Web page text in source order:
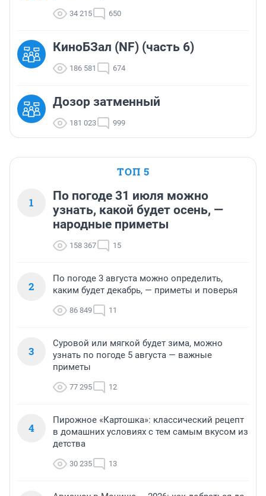
34 215 650
КиноБЗал (NF) (часть 6)
186 581 674
Дозор затменный
181 023 999
ТОП 5
1
По погоде 31 июля можно
узнать, какой будет осень, —
народные приметы
158 367 15
2
По погоде 3 августа можно определить,
каким будет декабрь, — приметы и поверья
86 849 11
3
Суровой или мягкой будет зима, можно
узнать по погоде 5 августа — важные
приметы
77 295 12
4
Пирожное «Картошка»: классический рецепт
в домашних условиях с тем самым вкусом из
детства
30 235 13